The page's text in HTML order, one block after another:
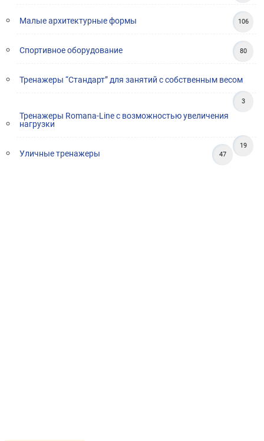
Малые архитектурные формы 106
Спортивное оборудование 80
Тренажеры “Стандарт” для занятий с собственным весом
3
Тренажеры Romana-Line с возможностью увеличения
нагрузки
19
Уличные тренажеры 47